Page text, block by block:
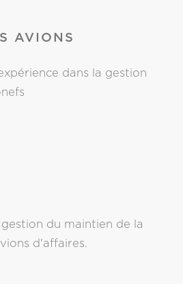
AVIONS
dans la gestion
du maintien de la
d'affaires.